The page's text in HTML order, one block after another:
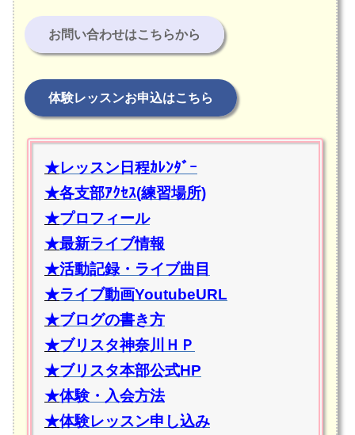
お問い合わせはこちらから
体験レッスンお申込はこちら
★レッスン日程ｶﾚﾝﾀﾞｰ
★各支部ｱｸｾｽ(練習場所)
★プロフィール
★最新ライブ情報
★活動記録・ライブ曲目
★ライブ動画YoutubeURL
★ブログの書き方
★ブリスタ神奈川ＨＰ
★ブリスタ本部公式HP
★体験・入会方法
★体験レッスン申し込み